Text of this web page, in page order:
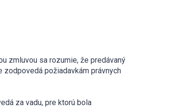
zmluvou sa rozumie, že predávaný
požiadavkám právnych
za vadu, pre ktorú bola